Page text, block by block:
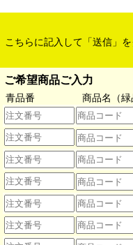
こちらに記入して「送信」を
ご希望商品ご入力
青品番 商品名（緑